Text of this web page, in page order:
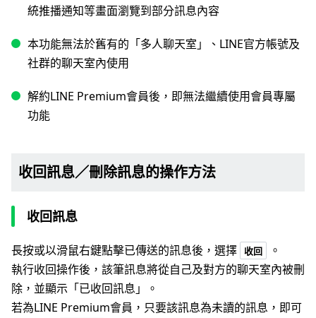
統推播通知等畫面瀏覽到部分訊息內容
本功能無法於舊有的「多人聊天室」、LINE官方帳號及
社群的聊天室內使用
解約LINE Premium會員後，即無法繼續使用會員專屬
功能
收回訊息／刪除訊息的操作方法
收回訊息
長按或以滑鼠右鍵點擊已傳送的訊息後，選擇 收回
。
執行收回操作後，該筆訊息將從自己及對方的聊天室內被刪
除，並顯示「已收回訊息」。
若為LINE Premium會員，只要該訊息為未讀的訊息，即可